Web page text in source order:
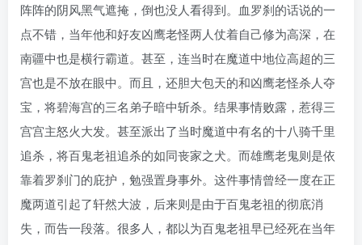
阵阵的阴风黑气遮掩，倒也没人看得到。血罗刹的话说的一
点不错，当年他和好友凶鹰老怪两人仗着自己修为高深，在
南疆中也是横行霸道。甚至，连当时在魔道中地位高超的三
宫也是不放在眼中。而且，还胆大包天的和凶鹰老怪杀人夺
宝，将碧海宫的三名弟子暗中斩杀。结果事情败露，惹得三
宫宫主怒火大发。甚至派出了当时魔道中有名的十八骑千里
追杀，将百鬼老祖追杀的如同丧家之犬。而雄鹰老鬼则是依
靠着罗刹门的庇护，勉强置身事外。这件事情曾经一度在正
魔两道引起了轩然大波，后来则是由于百鬼老祖的彻底消
失，而告一段落。很多人，都以为百鬼老祖早已经死在当年